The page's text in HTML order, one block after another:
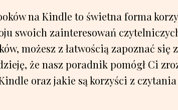
na Kindle to świetna forma
swoich zainteresowań
możesz z łatwością zapoznać się
że nasz poradnik pomógł Ci
oraz jakie są korzyści z czytania